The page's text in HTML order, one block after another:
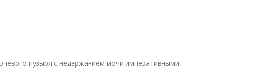
пузыря с недержанием мочи императивными